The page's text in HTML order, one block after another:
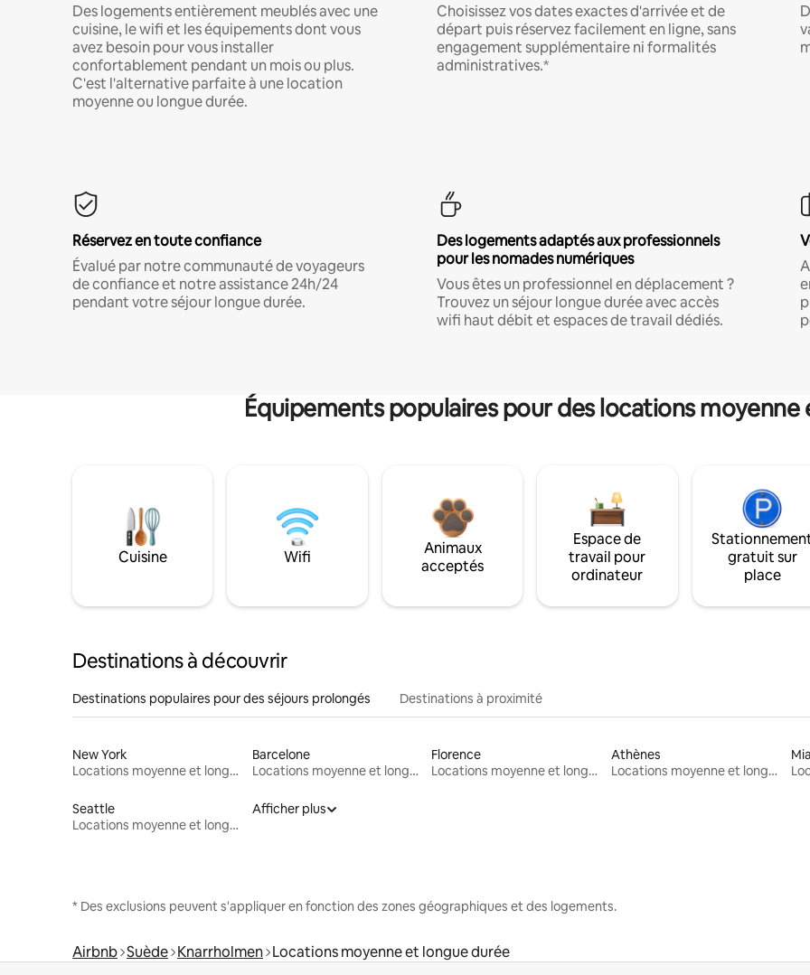
Des logements entièrement meublés avec une
cuisine, le wifi et les équipements dont vous
avez besoin pour vous installer
confortablement pendant un mois ou plus.
C'est l'alternative parfaite à une location
moyenne ou longue durée.
Choisissez vos dates exactes d'arrivée et de
départ puis réservez facilement en ligne, sans
engagement supplémentaire ni formalités
administratives.*
Réservez en toute confiance
Évalué par notre communauté de voyageurs
de confiance et notre assistance 24h/24
pendant votre séjour longue durée.
Des logements adaptés aux professionnels
pour les nomades numériques
Vous êtes un professionnel en déplacement ?
Trouvez un séjour longue durée avec accès
wifi haut débit et espaces de travail dédiés.
Équipements populaires pour des locations
Cuisine Wifi
Animaux
acceptés
Espace de
travail pour
ordinateur
gratuit sur
place
Destinations à découvrir
Destinations populaires pour des séjours prolongés Destinations à proximité
New York
Locations moyenne et longue durée
Barcelone
Locations moyenne et longue durée
Florence
Locations moyenne et longue durée
Athènes
Locations moyenne et longue durée
Seattle
Locations moyenne et longue durée
Afficher plus
* Des exclusions peuvent s'appliquer en fonction des zones géographiques et des logements.
Airbnb Suède Knarrholmen Locations moyenne et longue durée